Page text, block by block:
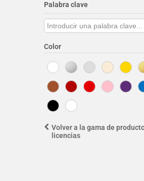
Palabra clave
Color
Volver a la gama de
licencias